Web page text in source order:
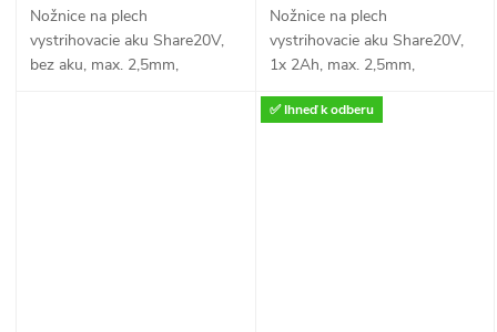
Nožnice na plech
vystrihovacie aku Share20V,
bez aku, max. 2,5mm,
Nožnice na plech
vystrihovacie aku Share20V,
1x 2Ah, max. 2,5mm,
INDUSTRIAL
✅ Ihneď k odberu